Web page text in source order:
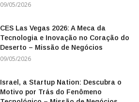
09/05/2026
CES Las Vegas 2026: A Meca da
Tecnologia e Inovação no Coração do
Deserto – Missão de Negócios
09/05/2026
Israel, a Startup Nation: Descubra o
Motivo por Trás do Fenômeno